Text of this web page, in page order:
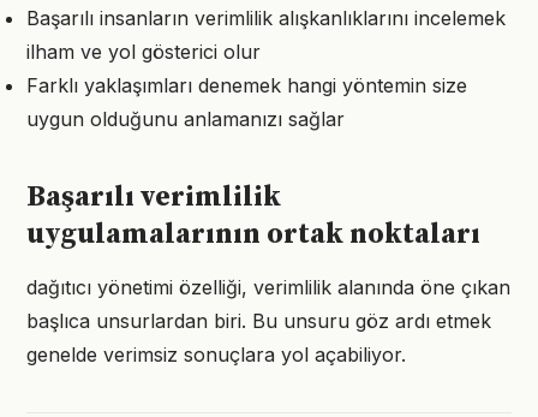
Başarılı insanların verimlilik alışkanlıklarını incelemek
ilham ve yol gösterici olur
Farklı yaklaşımları denemek hangi yöntemin size
uygun olduğunu anlamanızı sağlar
Başarılı verimlilik
uygulamalarının ortak noktaları
dağıtıcı yönetimi özelliği, verimlilik alanında öne çıkan
başlıca unsurlardan biri. Bu unsuru göz ardı etmek
genelde verimsiz sonuçlara yol açabiliyor.